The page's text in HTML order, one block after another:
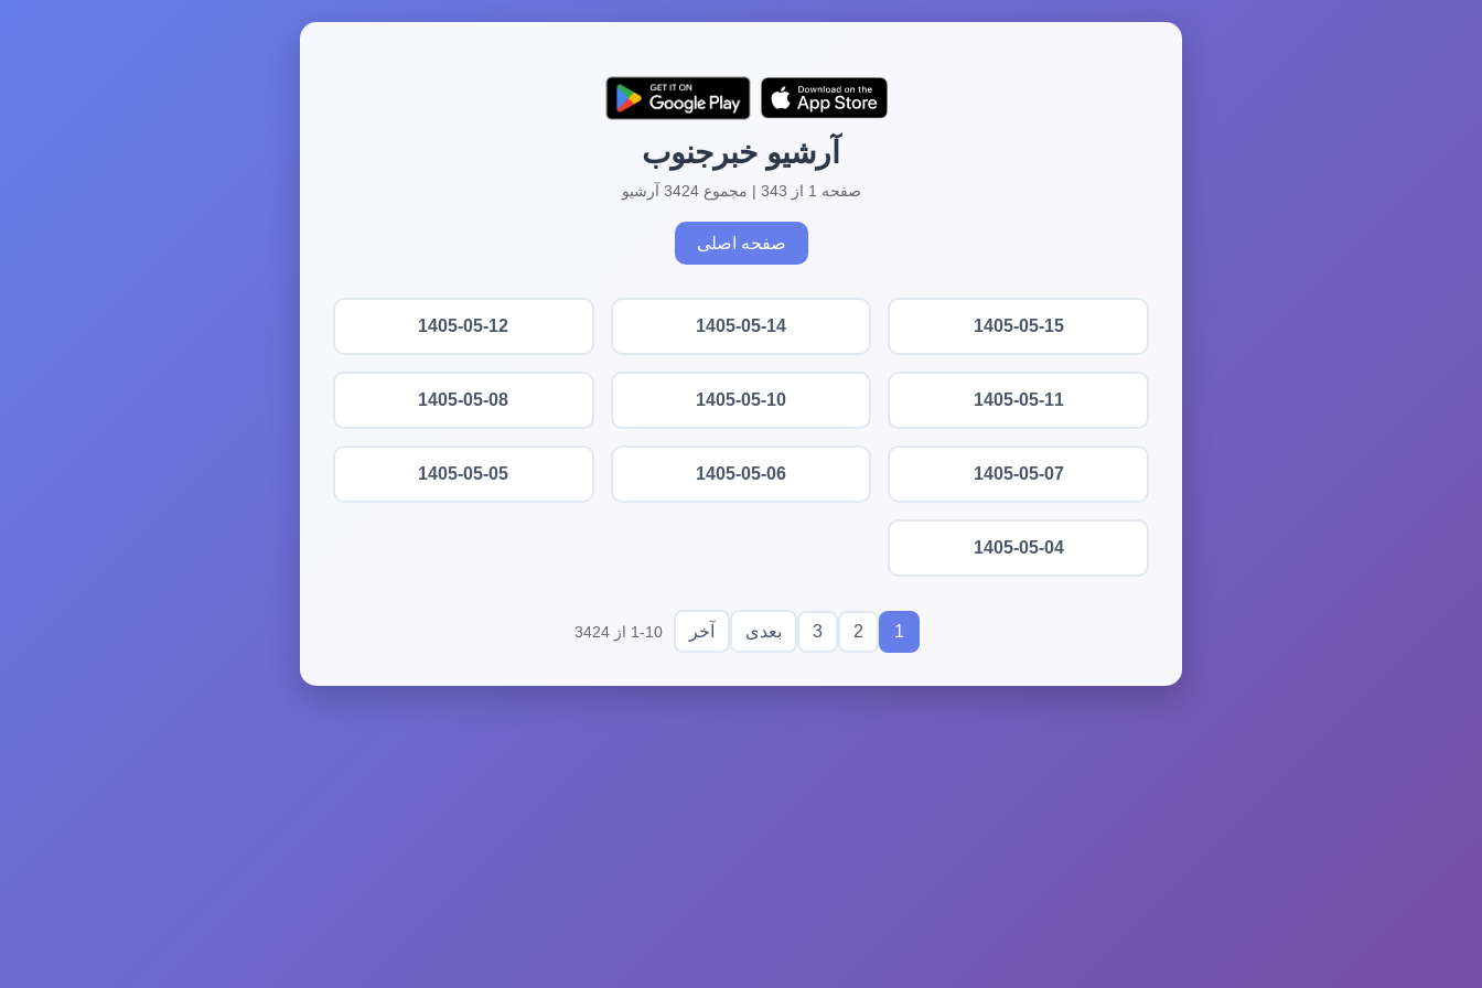
آرشیو خبرجنوب
صفحه 1 از 343 | مجموع 3424 آرشیو
صفحه اصلی
1405-05-15
1405-05-14
1405-05-12
1405-05-11
1405-05-10
1405-05-08
1405-05-07
1405-05-06
1405-05-05
1405-05-04
1
2
3 بعدی آخر 1-10 از 3424